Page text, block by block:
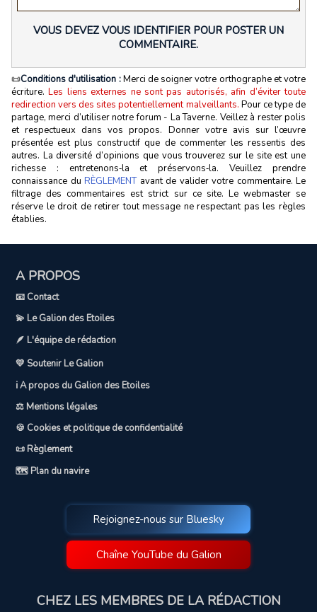
VOUS DEVEZ VOUS IDENTIFIER POUR POSTER UN
COMMENTAIRE.
📜Conditions d'utilisation :Merci de soigner votre orthographe et votre
écriture.Les liens externes ne sont pas autorisés, afin d’éviter toute
redirection vers des sites potentiellement malveillants. Pour ce type de
partage, merci d’utiliser notre forum - La Taverne. Veillez à rester polis
et respectueux dans vos propos. Donner votre avis sur l’œuvre
présentée est plus constructif que de commenter les ressentis des
autres. La diversité d’opinions que vous trouverez sur le site est une
richesse : entretenons‑la et préservons‑la. Veuillez prendre
connaissance du RÈGLEMENTavant de valider votre commentaire. Le
filtrage des commentaires est strict sur ce site. Le webmaster se
réserve le droit de retirer tout message ne respectant pas les règles
établies.
A PROPOS
📧 Contact
💫 Le Galion des Etoiles
🪶 L'équipe de rédaction
💛 Soutenir Le Galion
ℹ️ A propos du Galion des Etoiles
⚖️ Mentions légales
🍪 Cookies et politique de confidentialité
📜 Règlement
🗺️ Plan du navire
Rejoignez-nous sur Bluesky
Chaîne YouTube du Galion
CHEZ LES MEMBRES DE LA RÉDACTION